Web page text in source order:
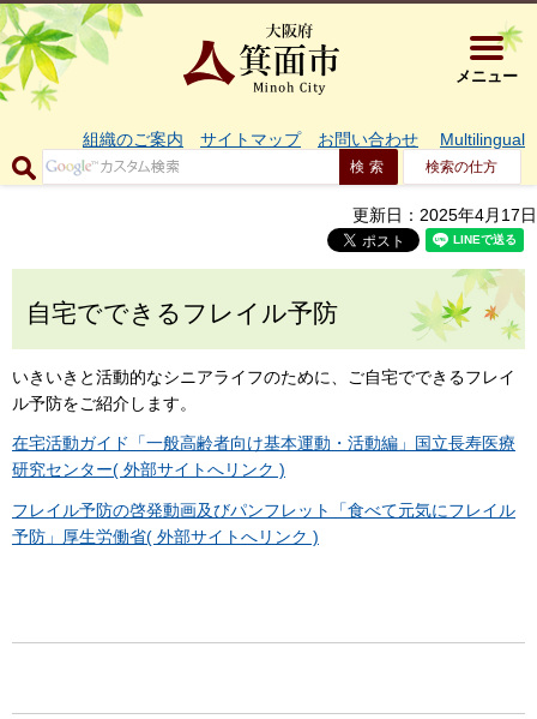
大阪府箕
メニュー
組織のご案内 サイトマップ お問い合わせ Multilingual
検索の仕方
更新日：2025年4月17日
自宅でできるフレイル予防
いきいきと活動的なシニアライフのために、ご自宅でできるフレイ
ル予防をご紹介します。
在宅活動ガイド「一般高齢者向け基本運動・活動編」国立長寿医療
研究センター( 外部サイトへリンク )
フレイル予防の啓発動画及びパンフレット「食べて元気にフレイル
予防」厚生労働省( 外部サイトへリンク )